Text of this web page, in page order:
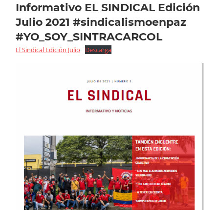
Informativo EL SINDICAL Edición
Julio 2021 #sindicalismoenpaz
#YO_SOY_SINTRACARCOL
El Sindical Edición Julio Descarga